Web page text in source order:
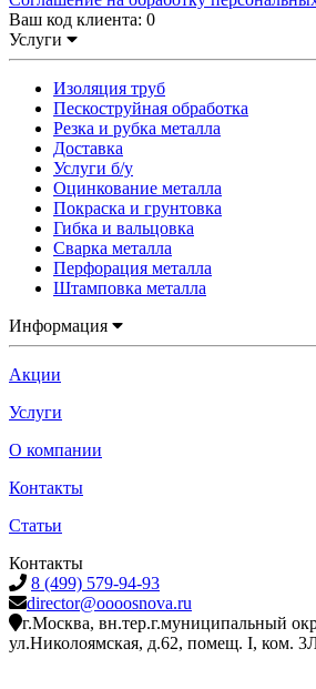
Ваш код клиента: 0
Услуги
Изоляция труб
Пескоструйная обработка
Резка и рубка металла
Доставка
Услуги б/у
Оцинкование металла
Покраска и грунтовка
Гибка и вальцовка
Сварка металла
Перфорация металла
Штамповка металла
Информация
Акции
Услуги
О компании
Контакты
Статьи
Контакты
8 (499) 579-94-93
director@oooosnova.ru
г.Москва, вн.тер.г.муниципальный
ул.Николоямская, д.62, помещ. I, ком.